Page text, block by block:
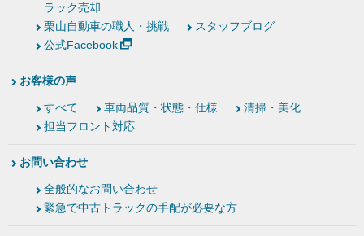
ラック売却
栗山自動車の職人・挑戦
スタッフブログ
公式Facebook
お客様の声
すべて 車両品質・状態・仕様
清掃・美化
担当フロント対応
お問い合わせ
全般的なお問い合わせ
緊急で中古トラックの手配が必要な方